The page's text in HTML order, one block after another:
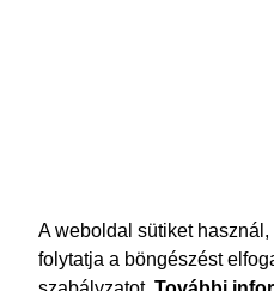
A weboldal sütiket
folytatja a böngészést